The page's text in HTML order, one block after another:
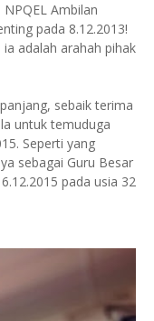
Ambilan
pada 8.12.2013!
adalah arahah pihak
sebaik terima
untuk temuduga
Seperti yang
sebagai Guru Besar
pada usia 32